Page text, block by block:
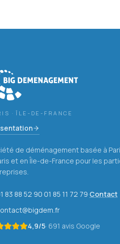
· ÎLE-DE-FRANCE
de déménagement basée à
et en Île-de-France pour les
83 88 52 90·01 85 11 72 79·Contact
4,9/5· 691 avis Google